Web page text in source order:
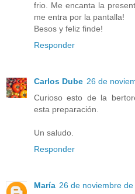
frio. Me encanta la
me entra por la pantalla!
Besos y feliz finde!
Responder
Carlos Dube 26 de
Curioso esto de la
esta preparación.
Un saludo.
Responder
María 26 de noviembre